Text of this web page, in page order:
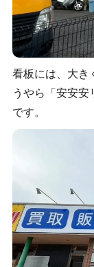
看板には、大き
うやら「安安安
です。